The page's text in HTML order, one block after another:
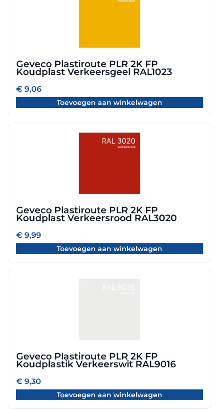
Geveco Plastiroute PLR 2K FP
Koudplast Verkeersgeel RAL1023
€ 9,06
Toevoegen aan winkelwagen
Geveco Plastiroute PLR 2K FP
Koudplast Verkeersrood RAL3020
€ 9,99
Toevoegen aan winkelwagen
Geveco Plastiroute PLR 2K FP
Koudplastik Verkeerswit RAL9016
€ 9,30
Toevoegen aan winkelwagen